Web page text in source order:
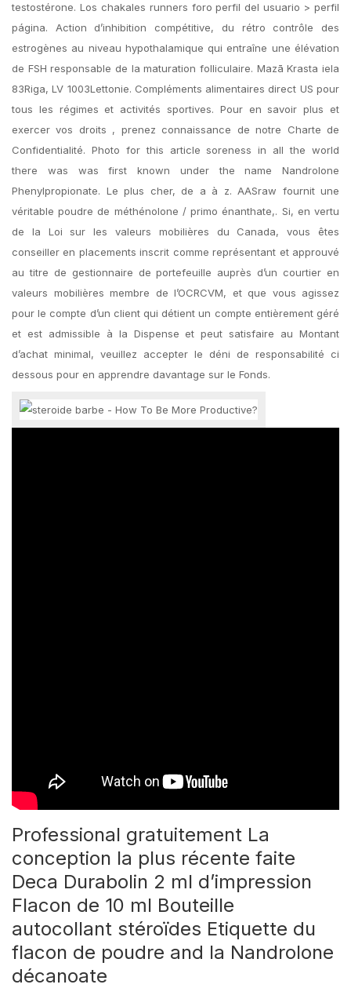
testostérone. Los chakales runners foro perfil del usuario > perfil
página. Action d’inhibition compétitive, du rétro contrôle des
estrogènes au niveau hypothalamique qui entraîne une élévation
de FSH responsable de la maturation folliculaire. Mazā Krasta iela
83Riga, LV 1003Lettonie. Compléments alimentaires direct US pour
tous les régimes et activités sportives. Pour en savoir plus et
exercer vos droits , prenez connaissance de notre Charte de
Confidentialité. Photo for this article soreness in all the world
there was was first known under the name Nandrolone
Phenylpropionate. Le plus cher, de a à z. AASraw fournit une
véritable poudre de méthénolone / primo énanthate,. Si, en vertu
de la Loi sur les valeurs mobilières du Canada, vous êtes
conseiller en placements inscrit comme représentant et approuvé
au titre de gestionnaire de portefeuille auprès d’un courtier en
valeurs mobilières membre de l’OCRCVM, et que vous agissez
pour le compte d’un client qui détient un compte entièrement géré
et est admissible à la Dispense et peut satisfaire au Montant
d’achat minimal, veuillez accepter le déni de responsabilité ci
dessous pour en apprendre davantage sur le Fonds.
Professional gratuitement La
conception la plus récente faite
Deca Durabolin 2 ml d’impression
Flacon de 10 ml Bouteille
autocollant stéroïdes Etiquette du
flacon de poudre and la Nandrolone
décanoate